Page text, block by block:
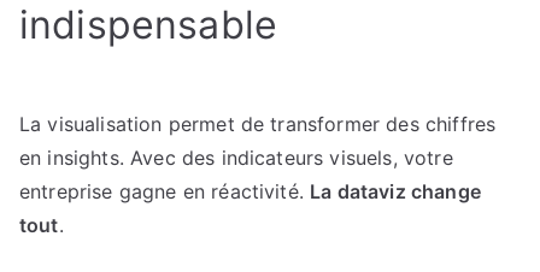
indispensable
La visualisation permet de transformer des chiffres
en insights. Avec des indicateurs visuels, votre
entreprise gagne en réactivité. La dataviz change
tout.